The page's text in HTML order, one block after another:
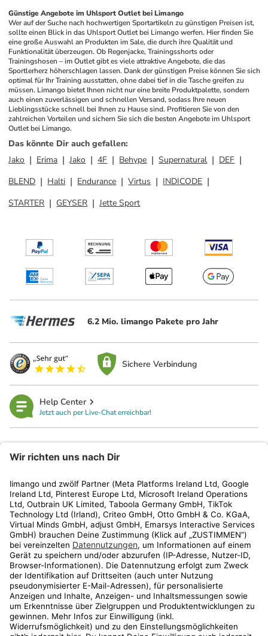
Günstige Angebote im Uhlsport Outlet bei Limango
Wer auf der Suche nach hochwertigen Sportartikeln zu günstigen Preisen ist,
sollte einen Blick in das Uhlsport Outlet bei Limango werfen. Hier finden Sie
eine große Auswahl an Produkten im Sale, die durch ihre Qualität und
Funktionalität überzeugen. Ob Regenjacke, Trainingsshorts oder
Trainingshosen – im Outlet gibt es viele attraktive Angebote, die das
Sportlerherz höherschlagen lassen. Dank der günstigen Preise können Sie sich
optimal für Ihr Training ausstatten, ohne dabei tief in die Tasche greifen zu
müssen. Limango bietet Ihnen nicht nur eine breite Produktpalette, sondern
auch einen zuverlässigen und schnellen Versand, sodass Ihre neuen
Lieblingsstücke schnell bei Ihnen zu Hause sind. Profitieren Sie von den
zahlreichen Vorteilen und sichern Sie sich die besten Angebote im Uhlsport
Outlet bei Limango.
Das könnte Dir auch gefallen:
Jako
Erima Jako 4F Behype Supernatural
DEF
BLEND
Halti Endurance Virtus
INDICODE
STARTER
GEYSER Jette Sport
6.2 Mio. limango Pakete pro Jahr
Sichere Verbindung
Help Center
Jetzt auch per Live-Chat erreichbar!
Kundenservice
Shop
Aktionen
Travel